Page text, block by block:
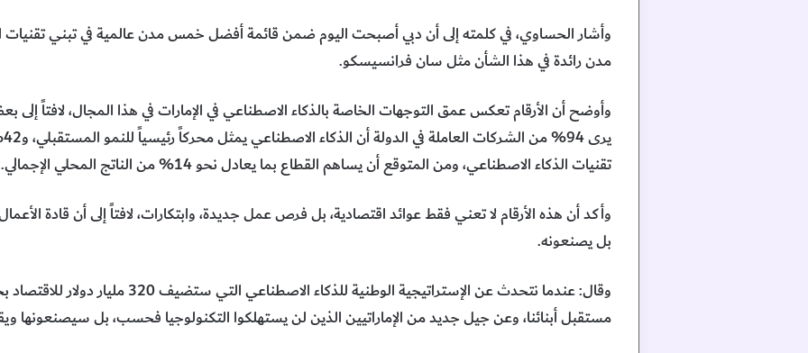
وأشار الحساوي، في كلمته إلى أن دبي أصبحت اليوم ضمن قائمة أفضل خمس مدن عالمية في تبني تقنيات
مدن رائدة في هذا الشأن مثل سان فرانسيسكو.
وأوضح أن الأرقام تعكس عمق التوجهات الخاصة بالذكاء الاصطناعي في الإمارات في هذا المجال، لافتاً
تقنيات الذكاء الاصطناعي، ومن المتوقع أن يساهم القطاع بما يعادل نحو 14% من الناتج المحلي الإجمالي.
وأكد أن هذه الأرقام لا تعني فقط عوائد اقتصادية، بل فرص عمل جديدة، وابتكارات، لافتاً إلى أن قادة
بل يصنعونه.
مستقبل أبنائنا، وعن جيل جديد من الإماراتيين الذين لن يستهلكوا التكنولوجيا فحسب، بل سيصنعونها